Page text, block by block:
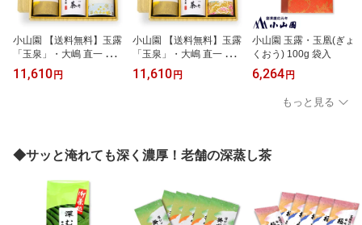
小山園 【送料無料】玉露
「玉泉」・大嶋 直一 監
修「川根茶」・小山園
「早緑」詰合せ【夏季限
11,610円
小山園 【送料無料】玉露
「玉泉」・大嶋 直一 監
修「川根茶」・小山園
「早緑」詰合せ【お歳
11,610円
小山園 玉露・玉凰(ぎょ
くおう) 100g 袋入
6,264円
もっと見る
◆サッと淹れても深く濃厚！老舗の深蒸し茶